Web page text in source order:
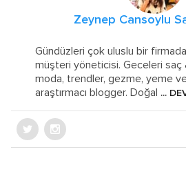
Zeynep Cansoylu
Gündüzleri çok uluslu bir
müşteri yöneticisi. Geceleri saç
moda, trendler, gezme, yeme
araştırmacı blogger. Doğal
...